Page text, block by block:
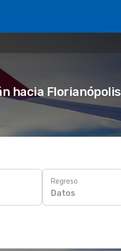
hacia Florianópolis
Regreso
Datos